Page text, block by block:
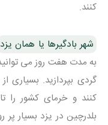
کنند.
شهر بادگیرها یا همان یزد
به مدت هفت روز می
گردی بپردازید.
کنند و خرمای کشور
بلدرچین در یزد بسیار